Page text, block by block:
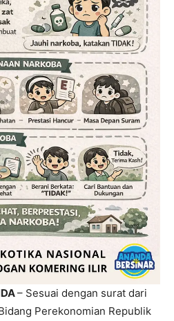
– Sesuai dengan surat dari
Perekonomian Republik